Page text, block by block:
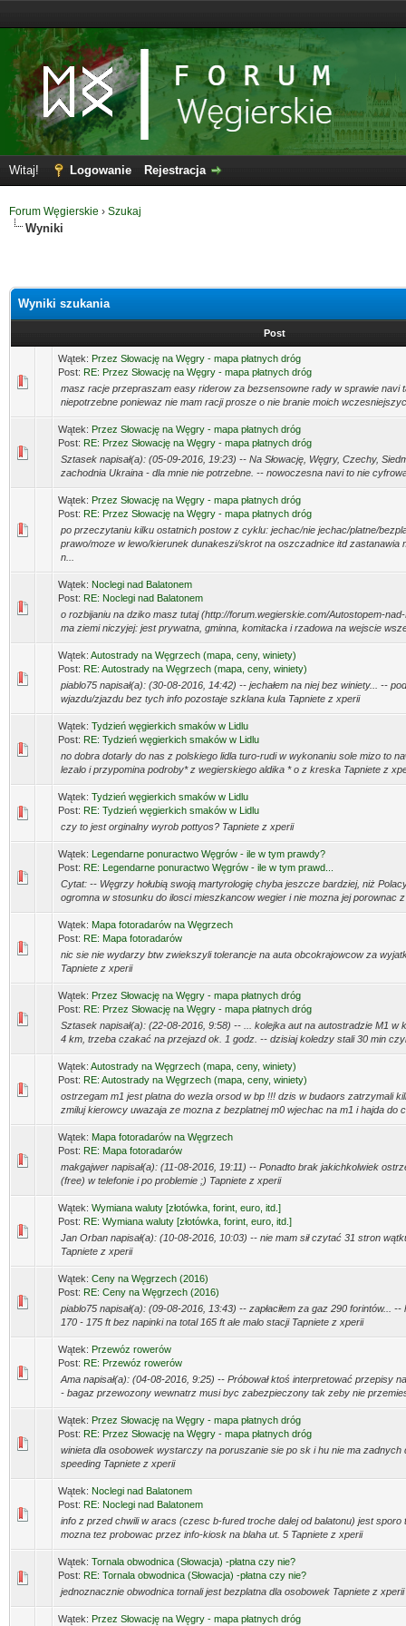
Witaj! Logowanie Rejestracja
Forum Węgierskie › Szukaj
Wyniki
Wyniki szukania
Post
Wątek: Przez Słowację na Węgry - mapa płatnych dróg
Post: RE: Przez Słowację na Węgry - mapa płatnych dróg
masz racje przepraszam easy riderow za bezsensowne rady w sprawie navi
niepotrzebne poniewaz nie mam racji prosze o nie branie moich
Wątek: Przez Słowację na Węgry - mapa płatnych dróg
Post: RE: Przez Słowację na Węgry - mapa płatnych dróg
Sztasek napisał(a): (05-09-2016, 19:23) -- Na Słowację, Węgry, Czechy,
zachodnia Ukraina - dla mnie nie potrzebne. -- nowoczesna navi to nie
Wątek: Przez Słowację na Węgry - mapa płatnych dróg
Post: RE: Przez Słowację na Węgry - mapa płatnych dróg
po przeczytaniu kilku ostatnich postow z cyklu: jechac/nie jechac/platne/
prawo/moze w lewo/kierunek dunakeszi/skrot na oszczadnice itd zastanawia
n...
Wątek: Noclegi nad Balatonem
Post: RE: Noclegi nad Balatonem
o rozbijaniu na dziko masz tutaj (http://forum.wegierskie.com/Autostopem-
ma ziemi niczyjej: jest prywatna, gminna, komitacka i rzadowa na wejscie
Wątek: Autostrady na Węgrzech (mapa, ceny, winiety)
Post: RE: Autostrady na Węgrzech (mapa, ceny, winiety)
piablo75 napisał(a): (30-08-2016, 14:42) -- jechałem na niej bez winiety... --
wjazdu/zjazdu bez tych info pozostaje szklana kula Tapniete z xperii
Wątek: Tydzień węgierkich smaków w Lidlu
Post: RE: Tydzień węgierkich smaków w Lidlu
no dobra dotarly do nas z polskiego lidla turo-rudi w wykonaniu sole mizo to
lezalo i przypomina podroby* z wegierskiego aldika * o z kreska Tapniete z
Wątek: Tydzień węgierkich smaków w Lidlu
Post: RE: Tydzień węgierkich smaków w Lidlu
czy to jest orginalny wyrob pottyos? Tapniete z xperii
Wątek: Legendarne ponuractwo Węgrów - ile w tym prawdy?
Post: RE: Legendarne ponuractwo Węgrów - ile w tym prawd...
Cytat: -- Węgrzy hołubią swoją martyrologię chyba jeszcze bardziej, niż
ogromna w stosunku do ilosci mieszkancow wegier i nie mozna jej porownac
Wątek: Mapa fotoradarów na Węgrzech
Post: RE: Mapa fotoradarów
nic sie nie wydarzy btw zwiekszyli tolerancje na auta obcokrajowcow za
Tapniete z xperii
Wątek: Przez Słowację na Węgry - mapa płatnych dróg
Post: RE: Przez Słowację na Węgry - mapa płatnych dróg
Sztasek napisał(a): (22-08-2016, 9:58) -- ... kolejka aut na autostradzie M1 w
4 km, trzeba czakać na przejazd ok. 1 godz. -- dzisiaj koledzy stali 30 min
Wątek: Autostrady na Węgrzech (mapa, ceny, winiety)
Post: RE: Autostrady na Węgrzech (mapa, ceny, winiety)
ostrzegam m1 jest platna do wezla orsod w bp !!! dzis w budaors zatrzymali
zmiluj kierowcy uwazaja ze mozna z bezplatnej m0 wjechac na m1 i hajda do
Wątek: Mapa fotoradarów na Węgrzech
Post: RE: Mapa fotoradarów
makgajwer napisał(a): (11-08-2016, 19:11) -- Ponadto brak jakichkolwiek
(free) w telefonie i po problemie ;) Tapniete z xperii
Wątek: Wymiana waluty [złotówka, forint, euro, itd.]
Post: RE: Wymiana waluty [złotówka, forint, euro, itd.]
Jan Orban napisał(a): (10-08-2016, 10:03) -- nie mam sił czytać 31 stron
Tapniete z xperii
Wątek: Ceny na Węgrzech (2016)
Post: RE: Ceny na Węgrzech (2016)
piablo75 napisał(a): (09-08-2016, 13:43) -- zapłaciłem za gaz 290 forintów...
170 - 175 ft bez napinki na total 165 ft ale malo stacji Tapniete z xperii
Wątek: Przewóz rowerów
Post: RE: Przewóz rowerów
Ama napisał(a): (04-08-2016, 9:25) -- Próbował ktoś interpretować przepisy
- bagaz przewozony wewnatrz musi byc zabezpieczony tak zeby nie
Wątek: Przez Słowację na Węgry - mapa płatnych dróg
Post: RE: Przez Słowację na Węgry - mapa płatnych dróg
winieta dla osobowek wystarczy na poruszanie sie po sk i hu nie ma zadnych
speeding Tapniete z xperii
Wątek: Noclegi nad Balatonem
Post: RE: Noclegi nad Balatonem
info z przed chwili w aracs (czesc b-fured troche dalej od balatonu) jest sporo
mozna tez probowac przez info-kiosk na blaha ut. 5 Tapniete z xperii
Wątek: Tornala obwodnica (Słowacja) -płatna czy nie?
Post: RE: Tornala obwodnica (Słowacja) -płatna czy nie?
jednoznacznie obwodnica tornali jest bezplatna dla osobowek Tapniete z xperii
Wątek: Przez Słowację na Węgry - mapa płatnych dróg